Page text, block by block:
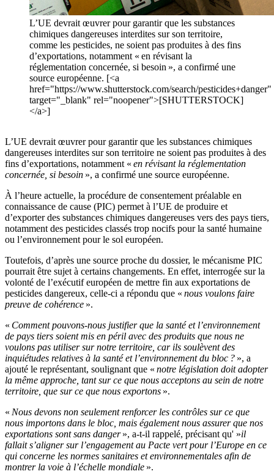
L’UE devrait œuvrer pour garantir que les substances
chimiques dangereuses interdites sur son territoire,
comme les pesticides, ne soient pas produites à des fins
d’exportations, notamment « en révisant la
réglementation concernée, si besoin », a confirmé une
source européenne. [<a
href="https://www.shutterstock.com/search/pesticides+danger"
target="_blank" rel="noopener">[SHUTTERSTOCK]
</a>]
L’UE devrait œuvrer pour garantir que les substances chimiques
dangereuses interdites sur son territoire ne soient pas produites à des
fins d’exportations, notamment « en révisant la réglementation
concernée, si besoin », a confirmé une source européenne.
À l’heure actuelle, la procédure de consentement préalable en
connaissance de cause (PIC) permet à l’UE de produire et
d’exporter des substances chimiques dangereuses vers des pays tiers,
notamment des pesticides classés trop nocifs pour la santé humaine
ou l’environnement pour le sol européen.
Toutefois, d’après une source proche du dossier, le mécanisme PIC
pourrait être sujet à certains changements. En effet, interrogée sur la
volonté de l’exécutif européen de mettre fin aux exportations de
pesticides dangereux, celle-ci a répondu que « nous voulons faire
preuve de cohérence ».
« Comment pouvons-nous justifier que la santé et l’environnement
de pays tiers soient mis en péril avec des produits que nous ne
voulons pas utiliser sur notre territoire, car ils soulèvent des
inquiétudes relatives à la santé et l’environnement du bloc ? », a
ajouté le représentant, soulignant que « notre législation doit adopter
la même approche, tant sur ce que nous acceptons au sein de notre
territoire, que sur ce que nous exportons ».
« Nous devons non seulement renforcer les contrôles sur ce que
nous importons dans le bloc, mais également nous assurer que nos
exportations sont sans danger», a-t-il rappelé, précisant qu' »il
fallait s’aligner sur l’engagement au Pacte vert pour l’Europe en ce
qui concerne les normes sanitaires et environnementales afin de
montrer la voie à l’échelle mondiale ».